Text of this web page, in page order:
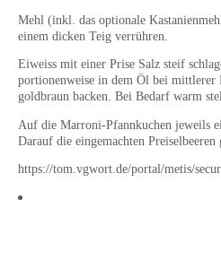
Mehl (inkl. das optionale
einem dicken Teig verrühren.
Eiweiss mit einer Prise Salz steif
portionenweise in dem Öl bei
goldbraun backen. Bei Bedarf warm
Auf die Marroni-Pfannkuchen jeweils
Darauf die eingemachten Preiselbeeren
https://tom.vgwort.de/portal/metis/